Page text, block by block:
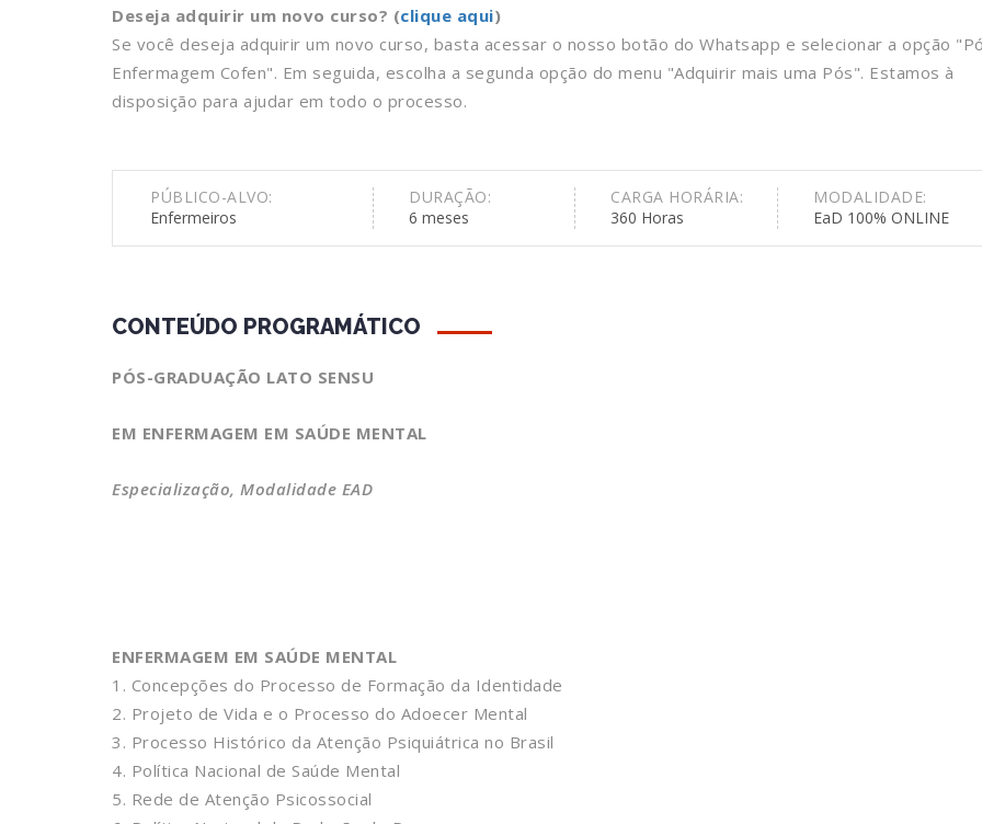
Deseja adquirir um novo curso? (clique aqui)
Se você deseja adquirir um novo curso, basta acessar o nosso botão do Whatsapp e selecionar a opção
Enfermagem Cofen". Em seguida, escolha a segunda opção do menu "Adquirir mais uma Pós". Estamos à
disposição para ajudar em todo o processo.
PÚBLICO-ALVO:
Enfermeiros
DURAÇÃO:
6 meses
CARGA HORÁRIA:
360 Horas
MODALIDADE:
EaD 100% ONLINE
CONTEÚDO PROGRAMÁTICO
PÓS-GRADUAÇÃO LATO SENSU
EM ENFERMAGEM EM SAÚDE MENTAL
Especialização, Modalidade EAD
ENFERMAGEM EM SAÚDE MENTAL
1. Concepções do Processo de Formação da Identidade
2. Projeto de Vida e o Processo do Adoecer Mental
3. Processo Histórico da Atenção Psiquiátrica no Brasil
4. Política Nacional de Saúde Mental
5. Rede de Atenção Psicossocial